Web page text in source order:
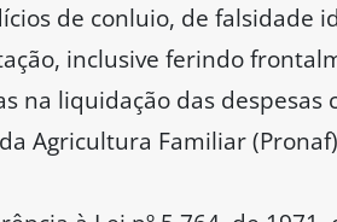
de conluio, de falsidade
inclusive ferindo
na liquidação das
Agricultura Familiar